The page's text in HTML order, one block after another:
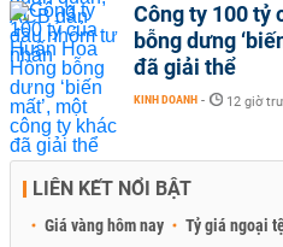
Công ty 100 tỷ
bỗng dưng
đã giải thể
KINH DOANH - 12 giờ
LIÊN KẾT NỔI BẬT
Giá vàng hôm nay Tỷ giá ngoại